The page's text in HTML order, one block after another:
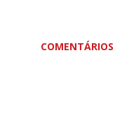
COMENTÁRIOS